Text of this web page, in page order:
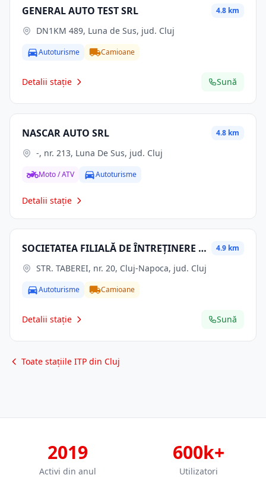
GENERAL AUTO TEST SRL 4.8 km
DN1KM 489, Luna de Sus, jud. Cluj
Autoturisme Camioane
Detalii stație Sună
NASCAR AUTO SRL 4.8 km
-, nr. 213, Luna De Sus, jud. Cluj
Moto / ATV Autoturisme
Detalii stație
SOCIETATEA FILIALĂ DE ÎNTREȚINERE ȘI SERVICII ENERGETICE " ELECTRICA SERV " S.A. 4.9 km
STR. TABEREI, nr. 20, Cluj-Napoca, jud. Cluj
Autoturisme Camioane
Detalii stație Sună
Toate stațiile ITP din Cluj
2019
Activi din anul
600k+
Utilizatori